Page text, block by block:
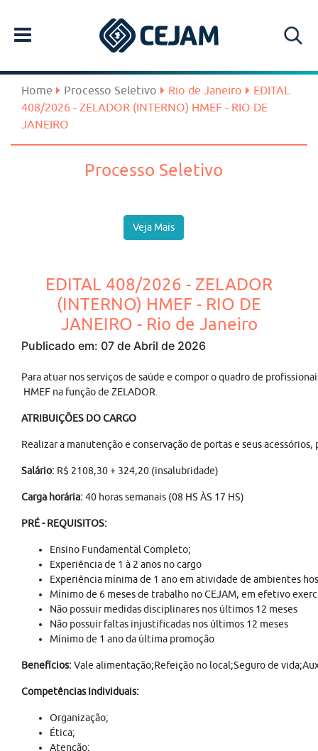
Home Processo Seletivo Rio de Janeiro
EDITAL
408/2026 - ZELADOR (INTERNO) HMEF - RIO DE
JANEIRO
Processo Seletivo
Veja Mais
EDITAL 408/2026 - ZELADOR
(INTERNO) HMEF - RIO DE
JANEIRO - Rio de Janeiro
Publicado em: 07 de Abril de 2026
Para atuar nos serviços de saúde e compor o quadro de
HMEF na função de ZELADOR.
ATRIBUIÇÕES DO CARGO
Realizar a manutenção e conservação de portas e seus
Salário: R$ 2108,30 + 324,20 (insalubridade)
Carga horária:40 horas semanais (08 HS ÀS 17 HS)
PRÉ - REQUISITOS:
Ensino Fundamental Completo;
Experiência de 1 à 2 anos no cargo
Experiência mínima de 1 ano em atividade de ambientes
Mínimo de 6 meses de trabalho no CEJAM, em efetivo
Não possuir medidas disciplinares nos últimos 12 meses
Não possuir faltas injustificadas nos últimos 12 meses
Mínimo de 1 ano da última promoção
Benefícios:Vale alimentação;Refeição no local;Seguro de
Competências Individuais:
Organização;
Ética;
Atenção;